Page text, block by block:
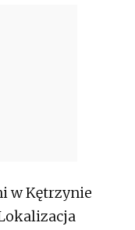
w Kętrzynie